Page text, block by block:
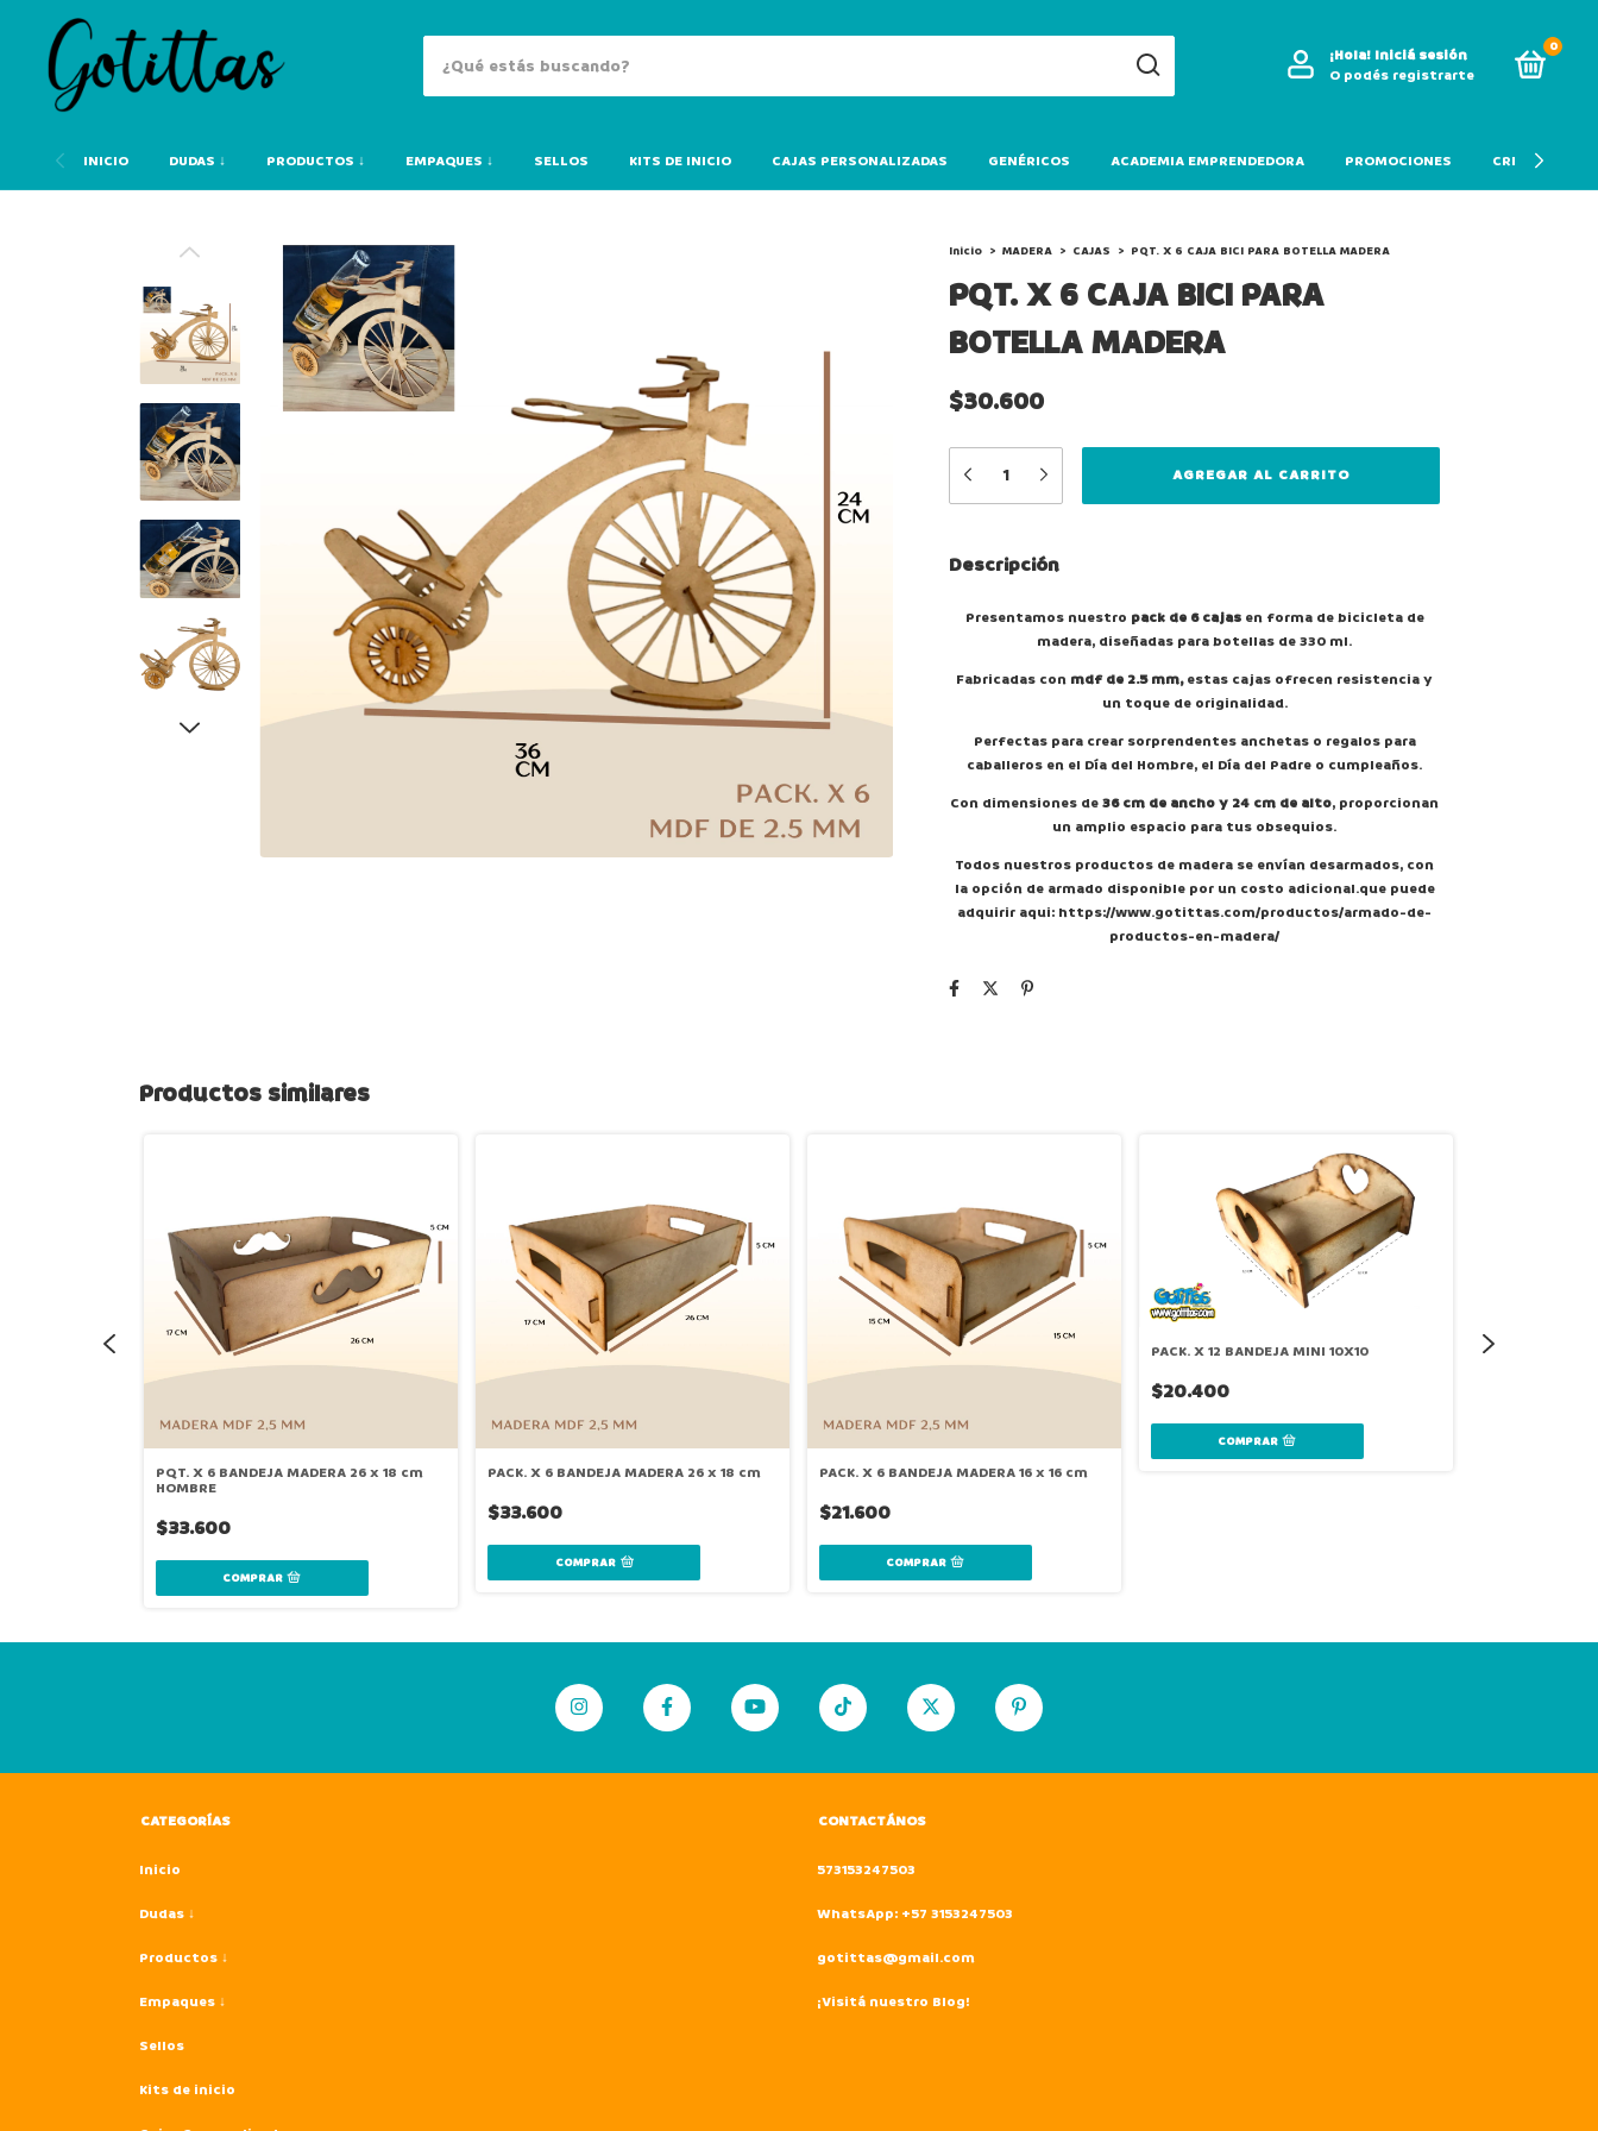
¡Hola! Iniciá sesión
O podés registrarte
0
INICIO DUDAS ↓ PRODUCTOS ↓ EMPAQUES ↓ SELLOS KITS DE INICIO CAJAS PERSONALIZADAS GENÉRICOS ACADEMIA EMPRENDEDORA PROMOCIONES CREDITO
Inicio > MADERA > CAJAS > PQT. X 6 CAJA BICI PARA BOTELLA MADERA
PQT. X 6 CAJA BICI PARA
BOTELLA MADERA
$30.600
Descripción
Presentamos nuestro pack de 6 cajasen forma de bicicleta de
madera, diseñadas para botellas de 330 ml.
Fabricadas con mdf de 2.5 mm,estas cajas ofrecen resistencia y
un toque de originalidad.
Perfectas para crear sorprendentes anchetas o regalos para
caballeros en el Día del Hombre, el Día del Padre o cumpleaños.
Con dimensiones de36 cm de ancho y 24 cm de alto, proporcionan
un amplio espacio para tus obsequios.
Todos nuestros productos de madera se envían desarmados, con
la opción de armado disponible por un costo adicional.que puede
adquirir aqui: https://www.gotittas.com/productos/armado-de-
productos-en-madera/
Productos similares
PQT. X 6 BANDEJA MADERA 26 x 18 cm
HOMBRE
$33.600
PACK. X 6 BANDEJA MADERA 26 x 18 cm
$33.600
COMPRAR
PACK. X 6 BANDEJA MADERA 16 x 16 cm
$21.600
PACK. X 12 BANDEJA MINI 10X10
$20.400
CATEGORÍAS
Inicio
Dudas ↓
Productos ↓
Empaques ↓
Sellos
Kits de inicio
CONTACTÁNOS
573153247503
WhatsApp: +57 3153247503
gotittas@gmail.com
¡Visitá nuestro Blog!